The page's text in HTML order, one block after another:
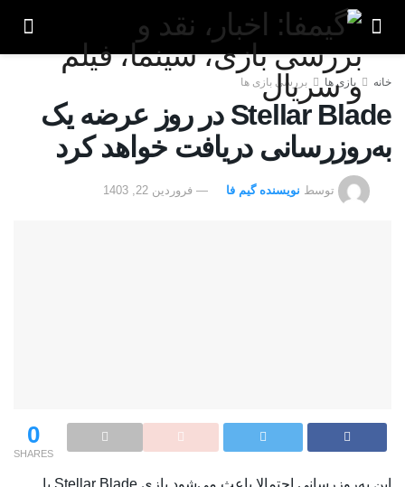
خانه بازی ها بررسی بازی ها
Stellar Blade در روز عرضه یک
به‌روزرسانی دریافت خواهد کرد
توسط نویسنده گیم فا فروردین 22, 1403
0
SHARES
این به‌روزرسانی احتمالا باعث می‌شود بازی Stellar Blade با